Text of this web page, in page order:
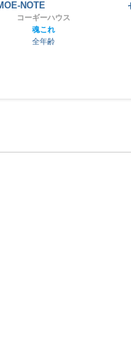
セット / ごろうじろう
ごろうじろう
ケモノ
全年齢